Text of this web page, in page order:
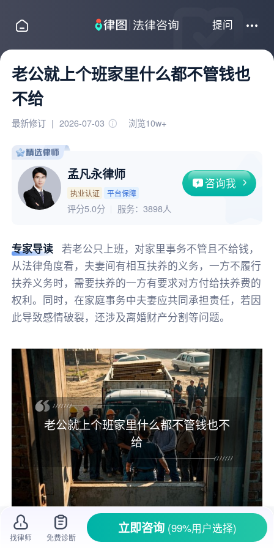
提问
老公就上个班家里什么都不管钱也
不给
最新修订 | 2026-07-03 浏览10w+
孟凡永律师
执业认证 平台保障
咨询我
评分5.0分 服务： 3898人
专家导读
若老公只上班，对家里事务不管且不给钱，
从法律角度看，夫妻间有相互扶养的义务，一方不履行
扶养义务时，需要扶养的一方有要求对方付给扶养费的
权利。同时，在家庭事务中夫妻应共同承担责任，若因
此导致感情破裂，还涉及离婚财产分割等问题。
老公就上个班家里什么都不管钱也不
给
在婚姻生活里，夫妻本应相互扶持、共同经
找律师 免费诊断
立即咨询 (99%用户选择)